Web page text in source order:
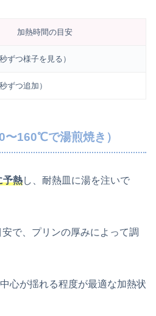
加熱時間の目安
ずつ様子を見る）
ずつ追加）
〜160℃で湯煎焼き）
予熱し、耐熱皿に湯を注いで
安で、プリンの厚みによって調
心が揺れる程度が最適な加熱状